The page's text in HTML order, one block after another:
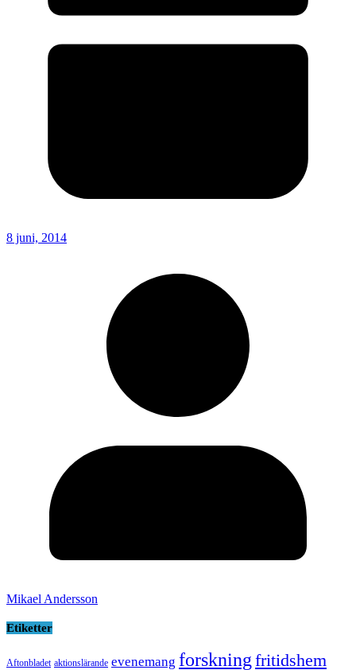
8 juni, 2014
Mikael Andersson
Etiketter
Aftonbladet aktionslärande evenemang forskningfritidshem